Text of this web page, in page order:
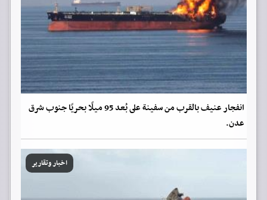
انفجار عنيف بالقرب من سفينة على بُعد 95 ميلًا بحريًا جنوب شرق
عدن.
اخبار وتقارير